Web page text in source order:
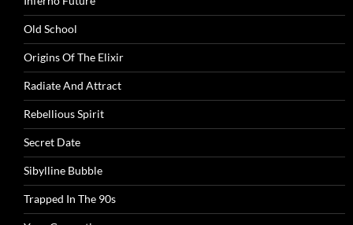
Old School
Origins Of The Elixir
Radiate And Attract
Rebellious Spirit
Secret Date
Sibylline Bubble
Trapped In The 90s